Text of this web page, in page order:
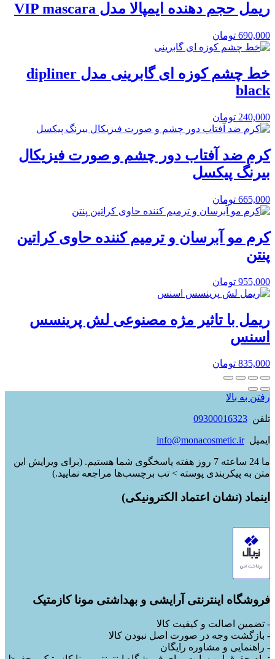
ریمل حجم دهنده ایمپالا مدل VIP mascara
690,000 تومان
خط چشم کوزه ای گابرینی مدل dipliner
black
240,000 تومان
کرم ضد آفتاب دور چشم و صورت فیزیکال
بیرنگ پیکسل
665,000 تومان
کرم مو آبرسان و ترمیم کننده حاوی کراتین
پنتن
955,000 تومان
ریمل با تاثیر مژه مصنوعی لش پرینسس
اسنس
835,000 تومان
رفتن به بالا
تلفن 09300016323
ایمیلinfo@monacosmetic.ir
ما 24 ساعته 7 روز هفته پاسخگوی شما هستیم. (برای ویرایش این
متن به پیکربندی پوسته > تب برچسب‌ها مراجعه نمایید.)
اینماد (نشان اعتماد الکترونیکی)
فروشگاه اینترنتی آرایشی و بهداشتی مونا کازمتیک
- تضمین اصالت و کیفیت کالا
- بازگشت وجه در صورت اصل نبودن کالا
- راهنمایی و مشاوره رایگان